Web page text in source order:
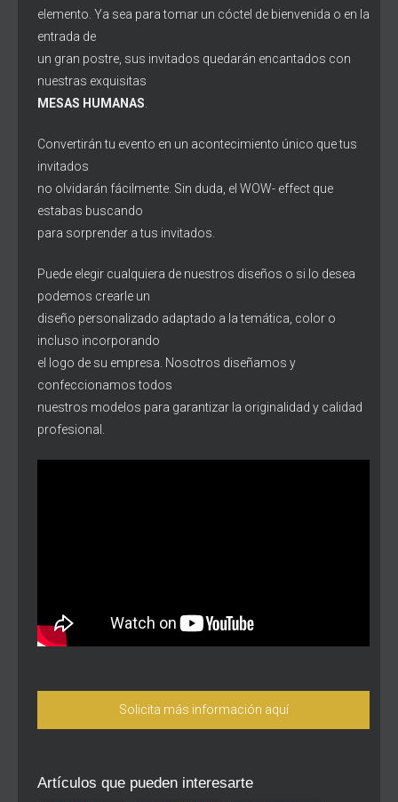
elemento. Ya sea para tomar un cóctel de bienvenida o en la
entrada de
un gran postre, sus invitados quedarán encantados con
nuestras exquisitas
MESAS HUMANAS
Convertirán tu evento en un acontecimiento único que tus
invitados
no olvidarán fácilmente. Sin duda, el WOW- effect que
estabas buscando
para sorprender a tus invitados.
Puede elegir cualquiera de nuestros diseños o si lo desea
podemos crearle un
diseño personalizado adaptado a la temática, color o
incluso incorporando
el logo de su empresa. Nosotros diseñamos y
confeccionamos todos
nuestros modelos para garantizar la originalidad y calidad
profesional.
Solicita más información aquí
Artículos que pueden interesarte